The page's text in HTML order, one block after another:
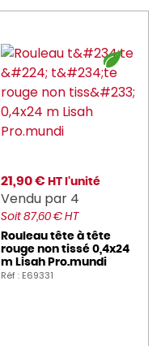
21,90 € HT l'unité
Vendu par 4
Soit 87,60 € HT
Rouleau tête à tête
rouge non tissé 0,4x24
m Lisah Pro.mundi
Réf : E69331